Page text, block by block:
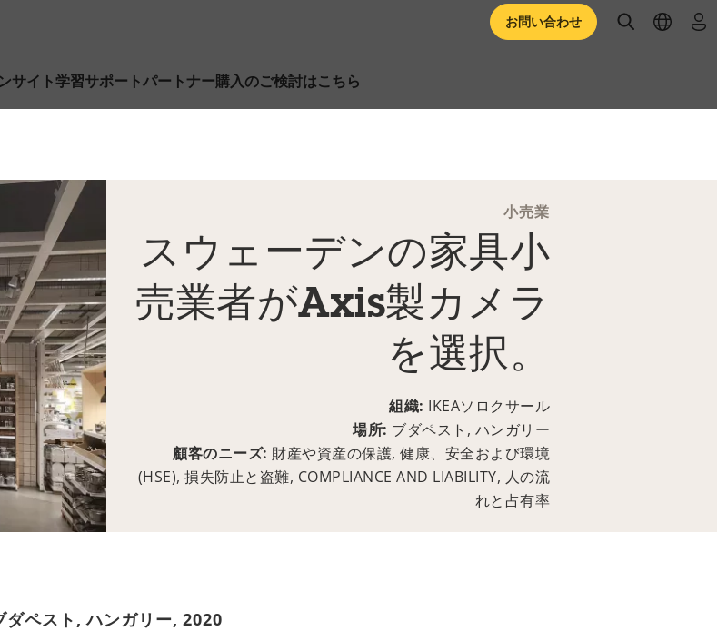
サイト学習サポートパートナー購入のご検討はこちら
お問い合わせ openopen
小売業
スウェーデンの家具小
売業者がAxis製カメラ
を選択。
組織: IKEAソロクサール
場所: ブダペスト, ハンガリー
顧客のニーズ: 財産や資産の保護, 健康、安全および環境
(HSE), 損失防止と盗難, COMPLIANCE AND LIABILITY, 人の流
れと占有率
ダペスト, ハンガリー,2020